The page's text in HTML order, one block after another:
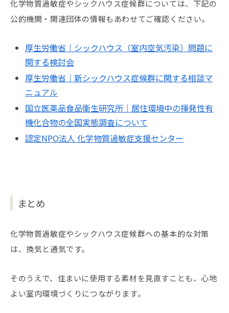
化学物質過敏症やシックハウス症候群については、下記の
公的機関・関連団体の情報もあわせてご確認ください。
厚生労働省｜シックハウス（室内空気汚染）問題に
関する検討会
厚生労働省｜新シックハウス症候群に関する相談マ
ニュアル
国立医薬品食品衛生研究所｜居住環境中の揮発性有
機化合物の全国実態調査について
認定NPO法人 化学物質過敏症支援センター
まとめ
化学物質過敏症やシックハウス症候群への基本的な対策
は、換気と通気です。
そのうえで、住まいに使用する素材を見直すことも、心地
よい室内環境づくりにつながります。